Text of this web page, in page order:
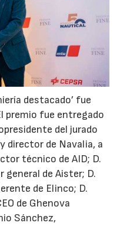
destacado’ fue
premio fue entregado
del jurado
director de Navalia, a
técnico de AID; D.
general de Aister; D.
de Elinco; D.
de Ghenova
Sánchez,